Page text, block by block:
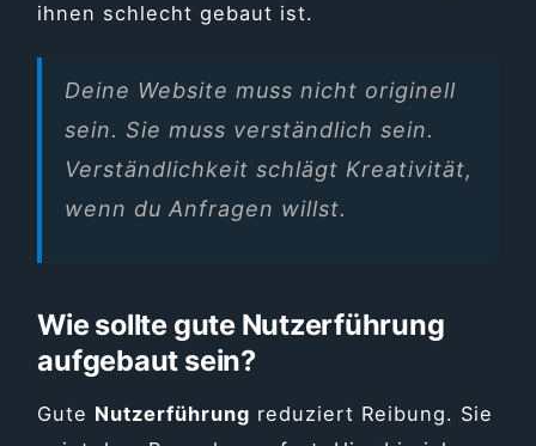
ihnen schlecht gebaut ist.
Deine Website muss nicht originell
sein. Sie muss verständlich sein.
Verständlichkeit schlägt Kreativität,
wenn du Anfragen willst.
Wie sollte gute Nutzerführung
aufgebaut sein?
Gute Nutzerführung reduziert Reibung. Sie